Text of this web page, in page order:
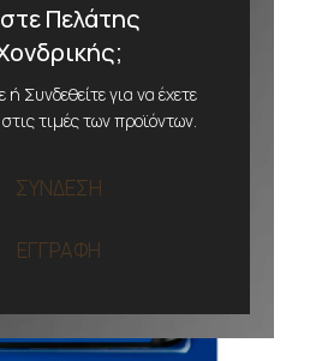
Πελάτης
ή Συνδεθείτε για να έχετε
τιμές των προϊόντων.
ΣΥΝΔΕΣΗ
ΕΓΓΡΑΦΗ